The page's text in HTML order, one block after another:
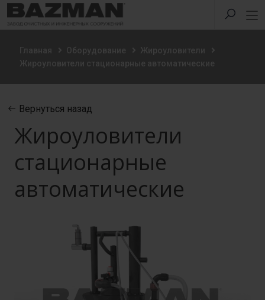
Главная Оборудование
Жироуловители
Жироуловители стационарные автоматические
Вернуться назад
Жироуловители
стационарные
автоматические